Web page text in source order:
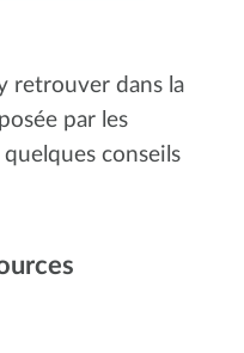
retrouver dans la
par les
conseils